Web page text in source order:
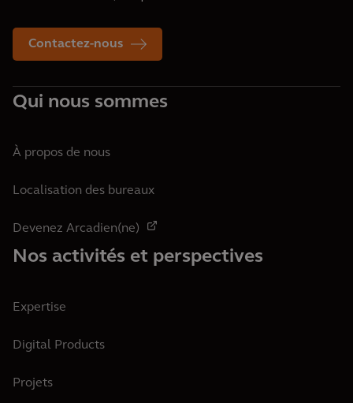
Contactez-nous
Qui nous sommes
À propos de nous
Localisation des bureaux
Devenez Arcadien(ne)
Nos activités et perspectives
Expertise
Digital Products
Projets